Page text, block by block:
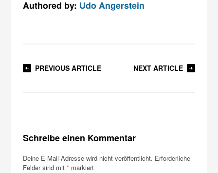
Authored by: Udo Angerstein
PREVIOUS ARTICLE NEXT ARTICLE
Schreibe einen Kommentar
Deine E-Mail-Adresse wird nicht veröffentlicht. Erforderliche
Felder sind mit* markiert